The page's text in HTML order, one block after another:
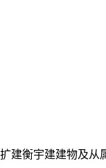
衡宇建建物及从